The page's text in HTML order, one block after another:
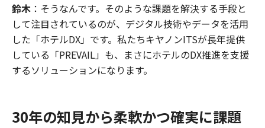
鈴木 ：そうなんです。そのような課題を解決する手段と
して注目されているのが、デジタル技術やデータを活用
した「ホテルDX」です。私たちキヤノンITSが長年提供
している「PREVAIL」も、まさにホテルのDX推進を支援
するソリューションになります。
30年の知見から柔軟かつ確実に課題